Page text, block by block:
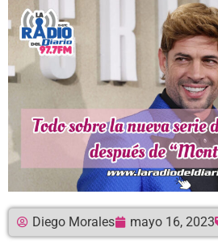
Diego Morales mayo 16, 2023